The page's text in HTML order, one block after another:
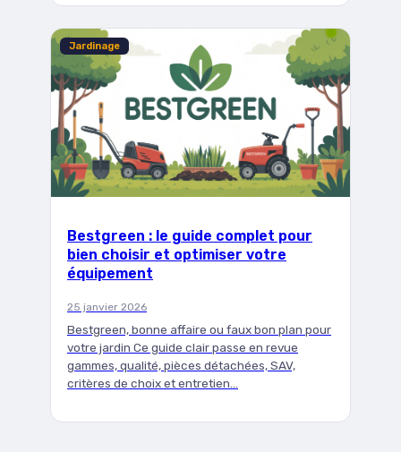
Jardinage
Bestgreen : le guide complet pour
bien choisir et optimiser votre
équipement
25 janvier 2026
Bestgreen, bonne affaire ou faux bon plan pour
votre jardin Ce guide clair passe en revue
gammes, qualité, pièces détachées, SAV,
critères de choix et entretien…